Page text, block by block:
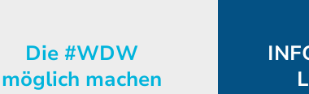
Die #WDW
möglich machen